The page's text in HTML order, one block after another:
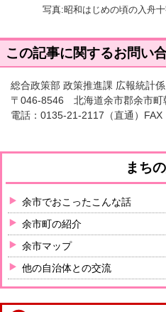
写真:昭和はじめの頃の入舟
この記事に関するお問い
総合政策部 政策推進課 広報統計係
〒046-8546 北海道余市郡余市町
電話： 0135-21-2117 （直通）
まち
余市でおこったこんな話
余市町の紹介
余市マップ
他の自治体との交流